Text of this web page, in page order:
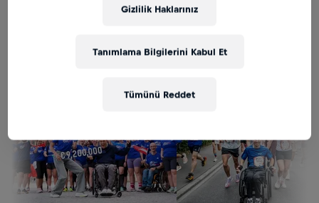
Gizlilik Haklarınız
Tümünü Reddet
Tanımlama Bilgilerini Kabul Et